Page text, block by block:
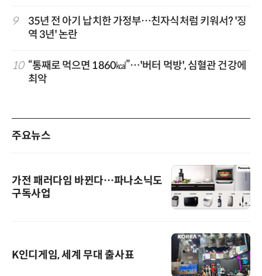
9
35년 전 아기 납치한 가정부…친자식처럼 키워서? '징
역 3년' 논란
10 “통째로 먹으면 1860㎉”…'버터 먹방', 심혈관 건강에
최악
주요뉴스
가전 패러다임 바뀐다…파나소닉도
구독사업
K인디게임, 세계 무대 출사표